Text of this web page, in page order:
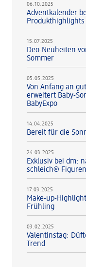
06.10.2025
Adventkalender
15.07.2025
Deo-Neuheiten
Sommer
05.05.2025
Von Anfang an
erweitert Baby-
BabyExpo
14.04.2025
Bereit für die
24.03.2025
Exklusiv bei dm:
schleich®
17.03.2025
Make-up-
Frühling
03.02.2025
Valentinstag:
Trend